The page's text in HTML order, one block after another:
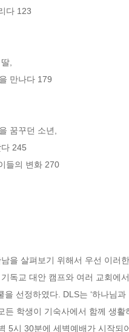
다 123
,
만나다 179
꿈꾸던 소년,
245
들의 변화 270
을 살펴보기 위해서 우선 이러
독교 대안 캠프와 여러 교회에
선정하였다. DLS는 ‘하나님
든 학생이 기숙사에서 함께 생
5시 30분에 세벽예배가 시작되